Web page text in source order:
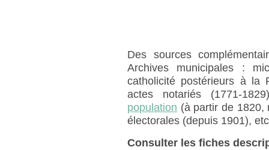
Des sources
Archives municipales :
catholicité postérieurs à la
actes notariés (1771-
population (à partir de 1820,
électorales (depuis 1901),
Consulter les fiches